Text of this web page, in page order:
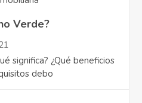
Verde?
significa? ¿Qué beneficios
debo